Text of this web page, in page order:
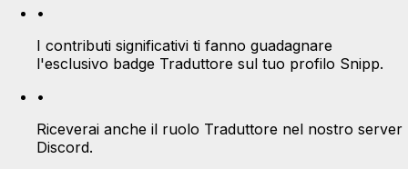
•
I contributi significativi ti fanno guadagnare
l'esclusivo badge Traduttore sul tuo profilo Snipp.
•
Riceverai anche il ruolo Traduttore nel nostro server
Discord.